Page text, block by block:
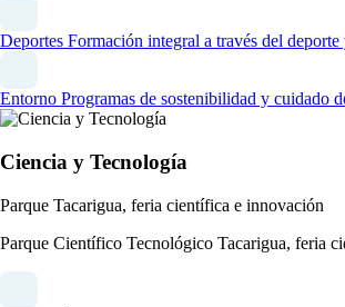
Deportes Formación integral a través del
Entorno Programas de sostenibilidad y cuidado
Ciencia y Tecnología
Parque Tacarigua, feria científica e innovación
Parque Científico Tecnológico Tacarigua, feria